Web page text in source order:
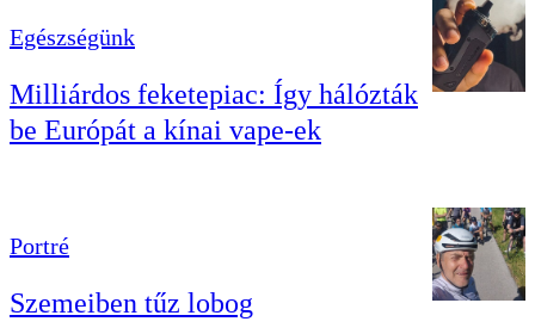
Egészségünk
Milliárdos feketepiac: Így hálózták
be Európát a kínai vape-ek
Portré
Szemeiben tűz lobog